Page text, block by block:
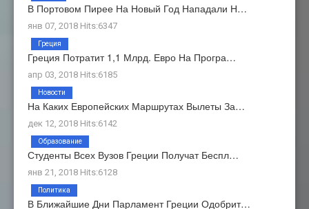
В Портовом Пирее На Новый Год Нападали Н…
янв 07, 2018 Hits:6347
Греция Потратит 1,1 Млрд. Евро На Програ…
апр 03, 2018 Hits:6185
Греция
На Каких Европейских Маршрутах Вылеты За…
дек 12, 2018 Hits:6142
Новости
Студенты Всех Вузов Греции Получат Беспл…
янв 21, 2018 Hits:6128
Образование
В Ближайшие Дни Парламент Греции Одобрит…
Политика